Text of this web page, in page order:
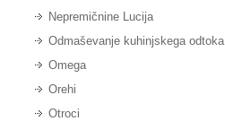
Nepremičnine Lucija
Odmaševanje kuhinjskega odtoka
Omega
Orehi
Otroci